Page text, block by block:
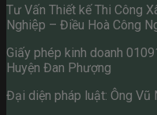
Tư Vấn Thiết kế Thi Công
Nghiệp – Điều Hoà Công
Giấy phép kinh doanh
Huyện Đan Phượng
Đại diện pháp luật: Ông Vũ